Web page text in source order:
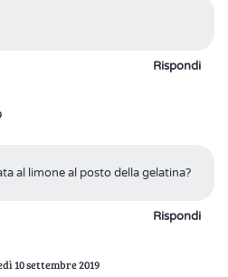
Rispondi
al limone al posto della gelatina?
Rispondi
10 settembre 2019